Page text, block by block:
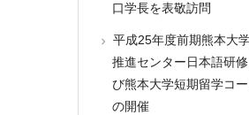
口学長を表敬訪問
平成25年度前期熊本大
推進センター日本語研
び熊本大学短期留学コ
の開催